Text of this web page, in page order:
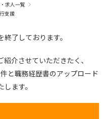
求人一覧
支援
了しております。
紹介させていただきたく、
と職務経歴書のアップロード
します。